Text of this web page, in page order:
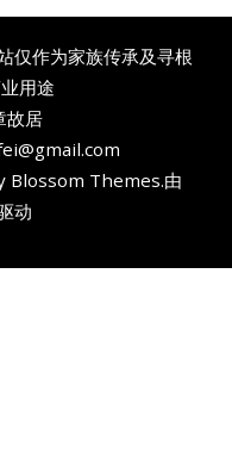
仅作为家族传承及寻根
用途
故居
Blossom Themes.由
动